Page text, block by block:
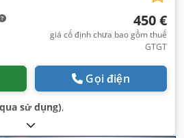
450 €
giá cố định chưa bao gồm thuế
GTGT
Gọi điện
sử dụng),